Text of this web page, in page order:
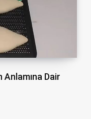
Dair